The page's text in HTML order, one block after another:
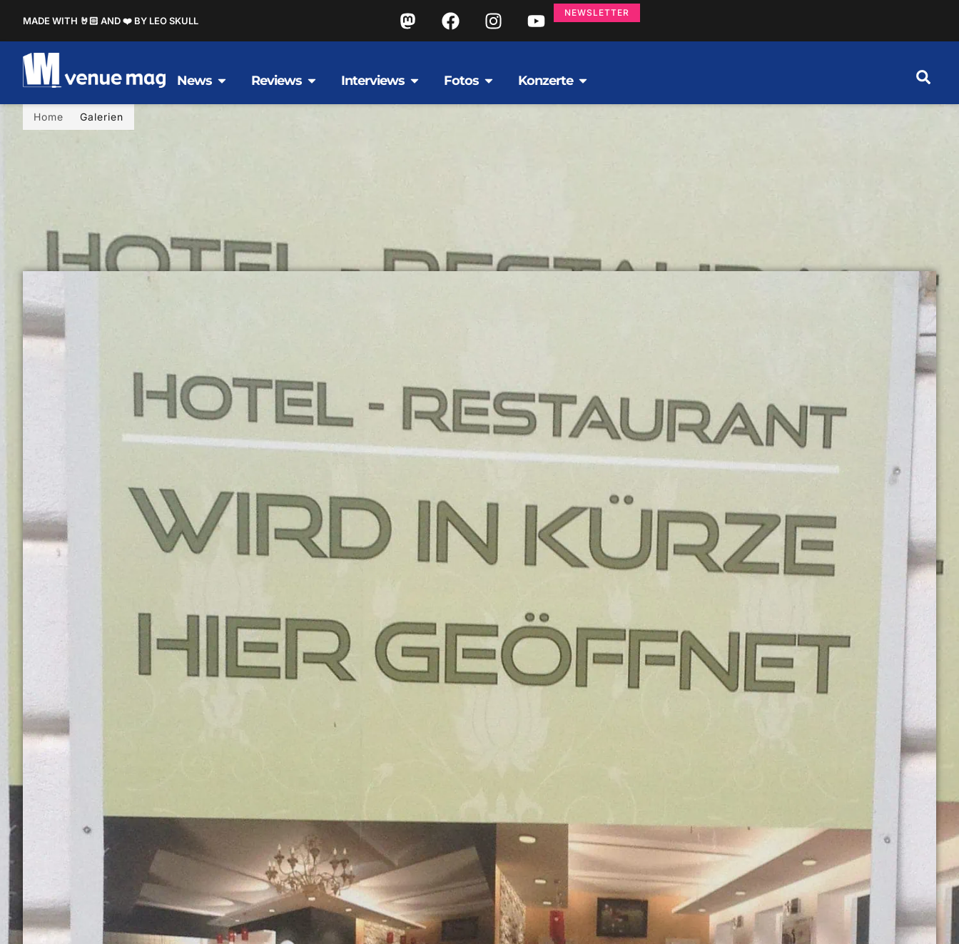
MADE WITH 🤘🏻 AND ❤️ BY LEO SKULL
NEWSLETTER
News Reviews Interviews Fotos Konzerte
Home Galerien